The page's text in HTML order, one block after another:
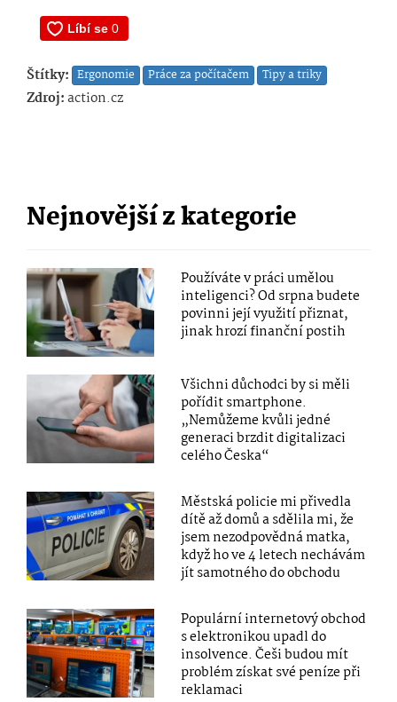
Štítky: Ergonomie Práce za počítačem Tipy a triky
Zdroj:action.cz
Nejnovější z kategorie
Používáte v práci umělou
inteligenci? Od srpna budete
povinni její využití přiznat,
jinak hrozí finanční postih
Všichni důchodci by si měli
pořídit smartphone.
„Nemůžeme kvůli jedné
generaci brzdit digitalizaci
celého Česka“
Městská policie mi přivedla
dítě až domů a sdělila mi, že
jsem nezodpovědná matka,
když ho ve 4 letech nechávám
jít samotného do obchodu
Populární internetový obchod
s elektronikou upadl do
insolvence. Češi budou mít
problém získat své peníze při
reklamaci